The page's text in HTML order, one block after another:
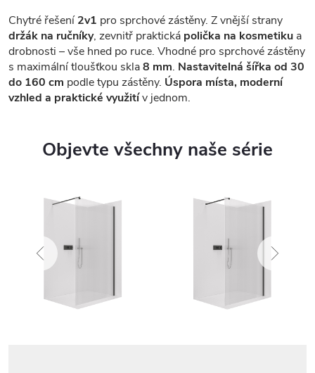
Chytré řešení2v1 pro sprchové zástěny. Z vnější strany
držák na ručníky, zevnitř praktická polička na kosmetiku a
drobnosti – vše hned po ruce. Vhodné pro sprchové zástěny
s maximální tloušťkou skla8 mm. Nastavitelná šířka od 30
do 160 cm podle typu zástěny. Úspora místa, moderní
vzhled a praktické využitív jednom.
Objevte všechny naše série